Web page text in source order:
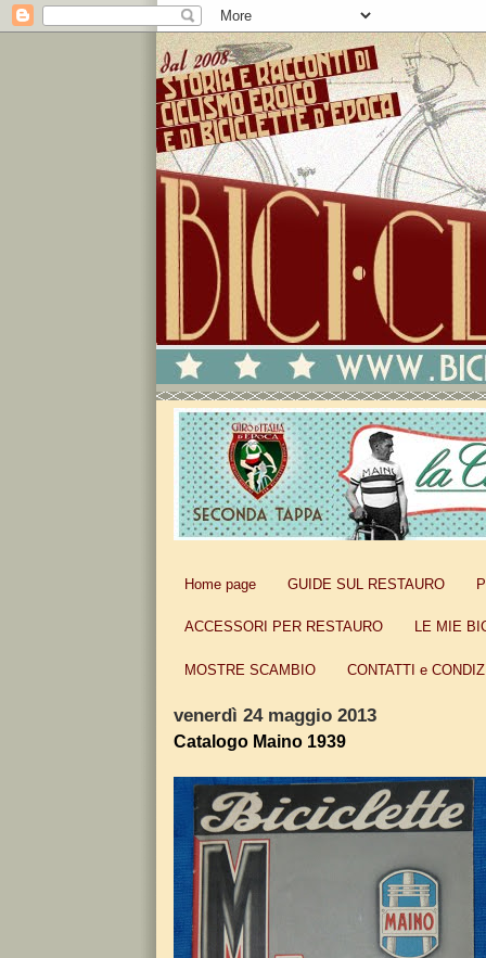
Home page GUIDE SUL RESTAURO
ACCESSORI PER RESTAURO LE MIE
MOSTRE SCAMBIO CONTATTI e
venerdì 24 maggio 2013
Catalogo Maino 1939